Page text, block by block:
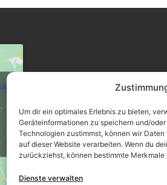
Um dir ein optimales Erlebnis zu bieten,
Geräteinformationen zu speichern und/
Technologien zustimmst, können wir
auf dieser Website verarbeiten. Wenn du
zurückziehst, können bestimmte
Dienste verwalten
Erklärung